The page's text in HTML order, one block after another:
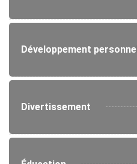
Développement
Divertissement